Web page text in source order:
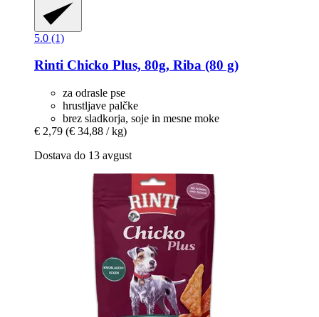
5.0 (1)
Rinti Chicko Plus, 80g, Riba (80 g)
za odrasle pse
hrustljave palčke
brez sladkorja, soje in mesne moke
€ 2,79 (€ 34,88 / kg)
Dostava do 13 avgust